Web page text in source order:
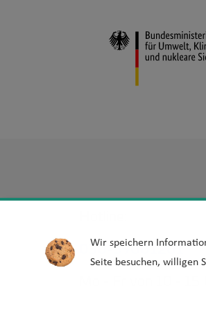
030-39001201
Wir speichern
Seite besuchen, willigen